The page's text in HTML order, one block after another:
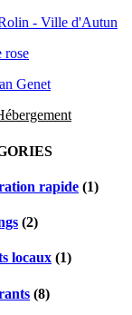
- Ville d'Autun
rose
Genet
rapide (1)
(2)
locaux (1)
(8)